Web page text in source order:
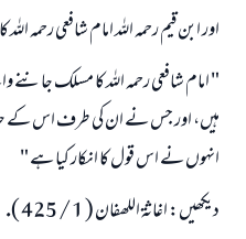
اور ابن قيم رحمہ اللہ امام شافعى
" امام شافعى رحمہ اللہ كا مسلك
ہيں، اور جس نے ان كى طرف اس كے
انہوں نے اس قول كا انكار كيا ہے "
ديكھيں: اغاثۃ اللھفان ( 1 / 425 ).